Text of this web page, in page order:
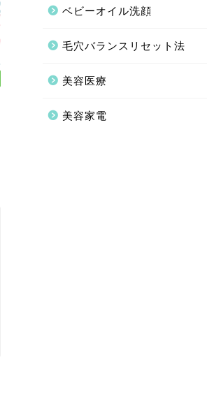
ベビーオイル洗顔
毛穴バランスリセット法
美容医療
美容家電